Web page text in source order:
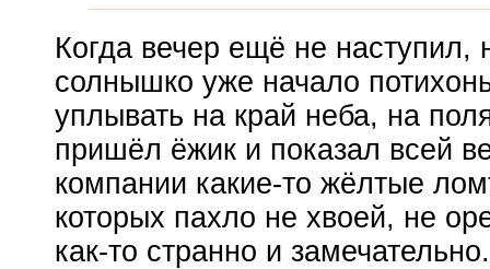
Когда вечер ещё не наступил,
солнышко уже начало
уплывать на край неба, на
пришёл ёжик и показал всей
компании какие-то жёлтые
которых пахло не хвоей, не
как-то странно и замечательно.